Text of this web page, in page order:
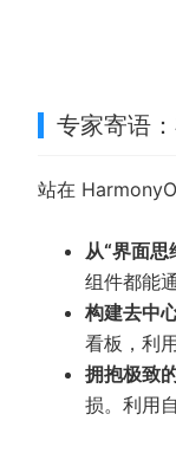
专家寄语
站在
从“界面思
组件都能
构建去中
看板，利
拥抱极致
损。利用